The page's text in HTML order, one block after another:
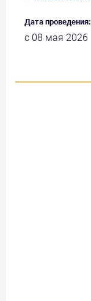
Дата проведения:
с 08 мая 2026